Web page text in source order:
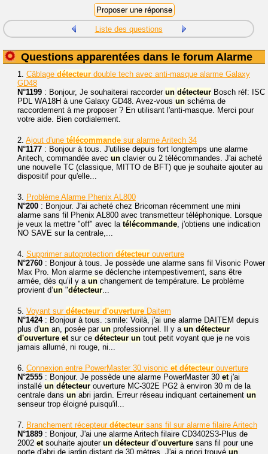
Liste des questions
Questions apparentées dans le forum Alarme
1. Câblage détecteur double tech avec anti-masque alarme Galaxy
GD48
N°1199 : Bonjour, Je souhaiterai raccorder un détecteur Bosch réf: ISC
PDL WA18H à une Galaxy GD48. Avez-vous un schéma de
raccordement à me proposer ? En utilisant l'anti-masque. Merci pour
votre aide. Bien cordialement.
2. Ajout d'une télécommande sur alarme Aritech 34
N°1177 : Bonjour à tous. J'utilise depuis fort longtemps une alarme
Aritech, commandée avec un clavier ou 2 télécommandes. J'ai acheté
une nouvelle TC (classique, MITTO de BFT) que je souhaite ajouter au
dispositif pour qu'elle...
3.
Problème Alarme Phenix AL800
N°200 : Bonjour. J'ai acheté chez Bricoman récemment une mini
alarme sans fil Phenix AL800 avec transmetteur téléphonique. Lorsque
je veux la mettre "off" avec la télécommande , j'obtiens une indication
NO SAVE sur la centrale,...
4. Supprimer autoprotection détecteur ouverture
N°2760 : Bonjour à tous. Je possède une alarme sans fil Visonic Power
Max Pro. Mon alarme se déclenche intempestivement, sans être
armée, dès qu’il y a un changement de température. Le problème
provient d’un "détecteur
5. Voyant sur détecteur d'ouverture Daitem
N°1424: Bonjour à tous. :smile: Voilà, j'ai une alarme DAITEM depuis
plus d'un an, posée par un professionnel. Il y a un détecteur
d'ouverture et sur ce détecteur un tout petit voyant que je ne vois
jamais allumé, ni rouge, ni...
6. Connexion entre PowerMaster 30 visonic et détecteur ouverture
N°2555 : Bonjour. Je possède une alarme PowerMaster 30 et j'ai
installé un détecteur ouverture MC-302E PG2 à environ 30 m de la
centrale dans un abri jardin. Erreur réseau indiquant certainement un
senseur trop éloigné puisqu'il...
7. Branchement récepteur détecteur sans fil sur alarme filaire Aritech
N°1889 : Bonjour, J'ai une alarme Aritech filaire CD3402S3-Plus de
2002 et souhaite ajouter un détecteur d'ouverture sans fil pour une
porte d'abri de jardin distant de 30 mètres. J'ai a priori trouvé un